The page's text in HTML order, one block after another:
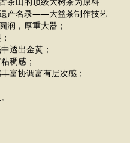
产名录——大益茶制作技艺
润，厚重大器；
出金黄；
稠感；
协调富有层次感；